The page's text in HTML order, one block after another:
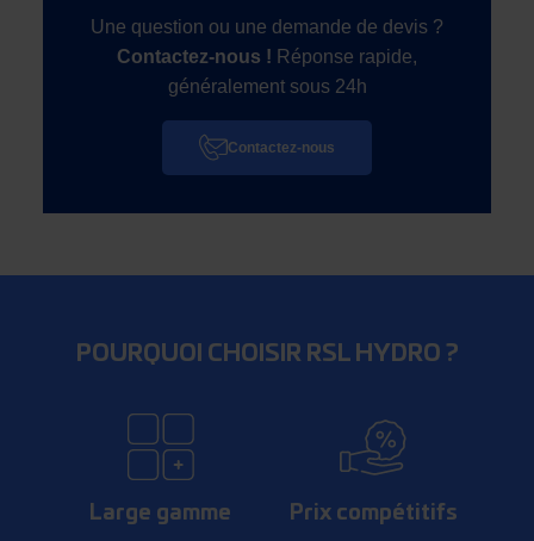
Une question ou une demande de devis ?
Contactez-nous ! Réponse rapide,
généralement sous 24h
Contactez-nous
POURQUOI CHOISIR RSL HYDRO ?
Large gamme Prix compétitifs